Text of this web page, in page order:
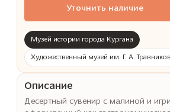
Уточнить наличие
Музей истории города Кургана
Художественный музей им. Г. А.
Описание
Десертный сувенир с малиной и